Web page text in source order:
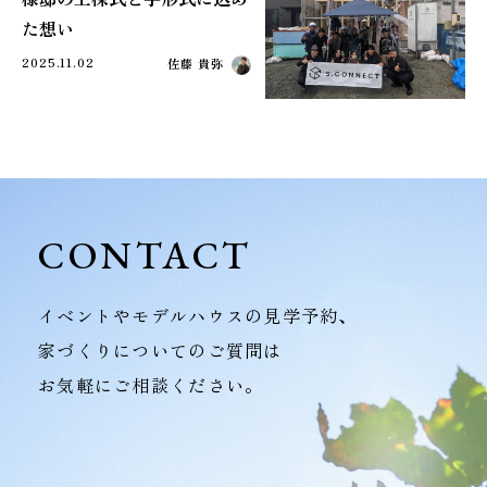
た想い
2025.11.02 佐藤 貴弥
CONTACT
イベントやモデルハウスの見学予約、
家づくりについてのご質問は
お気軽にご相談ください。